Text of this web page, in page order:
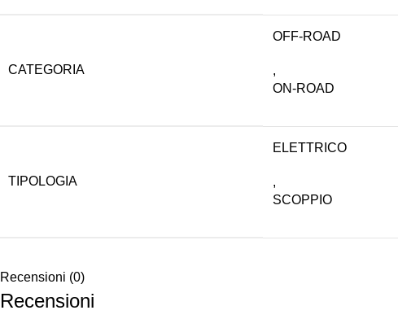
CATEGORIA
OFF-ROAD
,
ON-ROAD
TIPOLOGIA
ELETTRICO
,
SCOPPIO
Recensioni (0)
Recensioni